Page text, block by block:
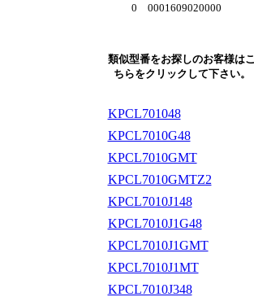
0 0001609020000
類似型番をお探しのお客様はこ
ちらをクリックして下さい。
KPCL701048
KPCL7010G48
KPCL7010GMT
KPCL7010GMTZ2
KPCL7010J148
KPCL7010J1G48
KPCL7010J1GMT
KPCL7010J1MT
KPCL7010J348